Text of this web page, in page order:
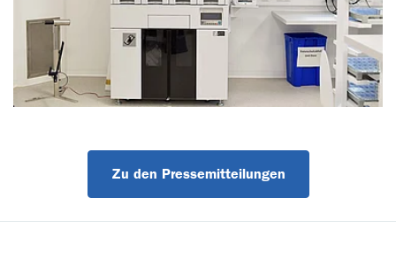
Zu den Pressemitteilungen